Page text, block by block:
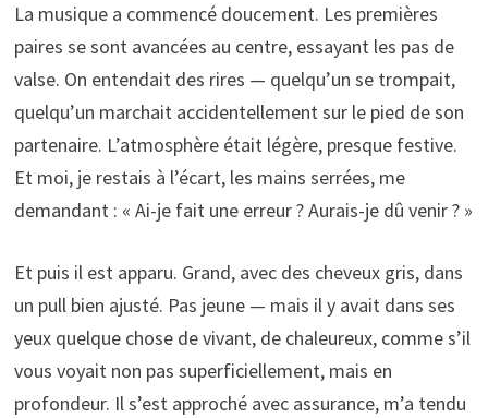
La musique a commencé doucement. Les premières
paires se sont avancées au centre, essayant les pas de
valse. On entendait des rires — quelqu’un se trompait,
quelqu’un marchait accidentellement sur le pied de son
partenaire. L’atmosphère était légère, presque festive.
Et moi, je restais à l’écart, les mains serrées, me
demandant : « Ai-je fait une erreur ? Aurais-je dû venir ? »
Et puis il est apparu. Grand, avec des cheveux gris, dans
un pull bien ajusté. Pas jeune — mais il y avait dans ses
yeux quelque chose de vivant, de chaleureux, comme s’il
vous voyait non pas superficiellement, mais en
profondeur. Il s’est approché avec assurance, m’a tendu